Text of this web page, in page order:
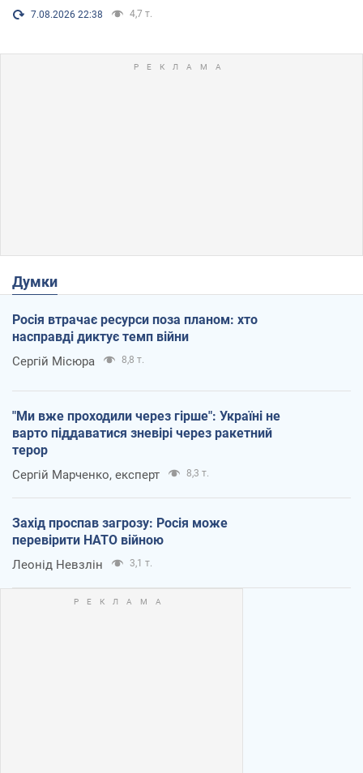
7.08.2026 22:38 4,7 т.
Думки
Росія втрачає ресурси поза планом: хто
насправді диктує темп війни
Сергій Місюра 8,8 т.
"Ми вже проходили через гірше": Україні не
варто піддаватися зневірі через ракетний
терор
Сергій Марченко, експерт 8,3 т.
Захід проспав загрозу: Росія може
перевірити НАТО війною
Леонід Невзлін 3,1 т.